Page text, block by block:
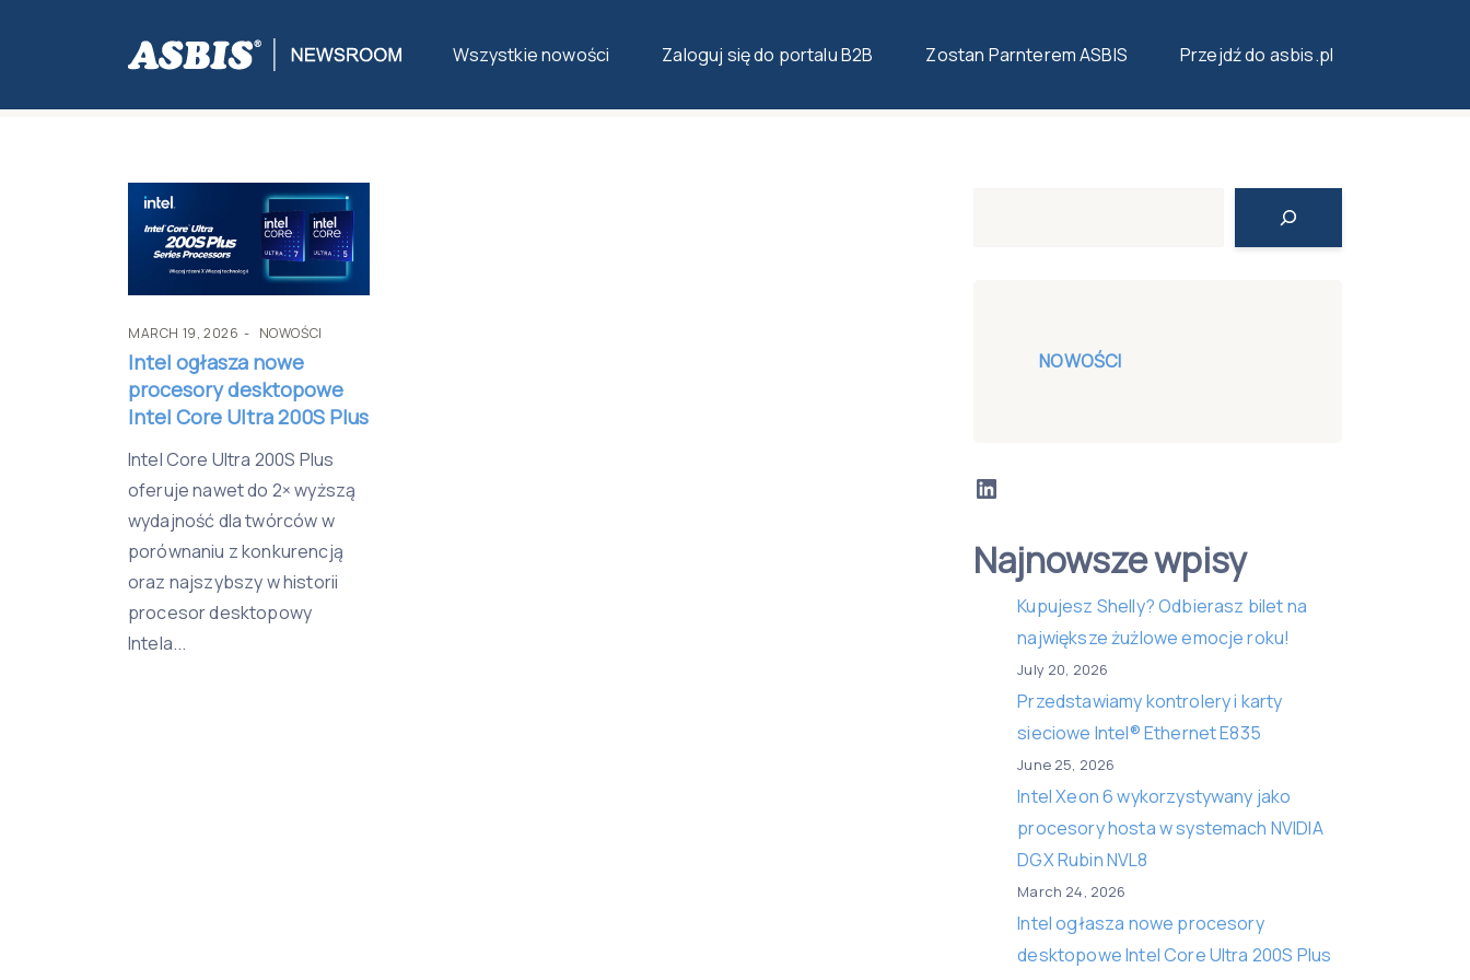
Wszystkie nowości Zaloguj się do portalu B2B Zostan Parnterem ASBIS Przejdź do asbis.pl
Tag:#GamingPC
MARCH 19, 2026 NOWOŚCI
Intel ogłasza nowe
procesory desktopowe
Intel Core Ultra 200S Plus
Intel Core Ultra 200S Plus
oferuje nawet do 2× wyższą
wydajność dla twórców w
porównaniu z konkurencją
oraz najszybszy w historii
procesor desktopowy
Intela...
NOWOŚCI
LinkedIn
Najnowsze wpisy
Kupujesz Shelly? Odbierasz bilet na
największe żużlowe emocje roku!
July 20, 2026
Przedstawiamy kontrolery i karty
sieciowe Intel® Ethernet E835
June 25, 2026
Intel Xeon 6 wykorzystywany jako
procesory hosta w systemach NVIDIA
DGX Rubin NVL8
March 24, 2026
Intel ogłasza nowe procesory
desktopowe Intel Core Ultra 200S Plus